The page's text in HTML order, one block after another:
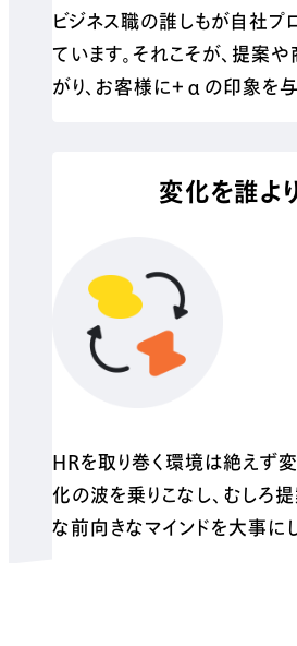
ビジネス職の誰しもが自社プ
ています。それこそが、提案
がり、お客様に＋αの印象を与
変化を誰よ
HRを取り巻く環境は絶えず
化の波を乗りこなし、むしろ
な前向きなマインドを大事にし